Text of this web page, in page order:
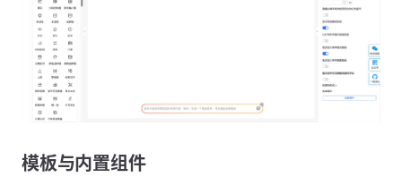
模板与内置组件